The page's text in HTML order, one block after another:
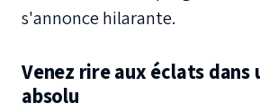
s'annonce hilarante.
Venez rire aux éclats
absolu